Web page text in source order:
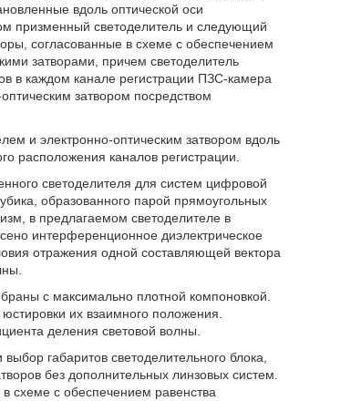
вдоль оптической оси
призменный светоделитель и следующий
согласованные в схеме с обеспечением
затворами, причем светоделитель
в каждом канале регистрации ПЗС-камера
затвором посредством
и электронно-оптическим затвором вдоль
расположения каналов регистрации.
светоделителя для систем цифровой
образованного парой прямоугольных
в предлагаемом светоделителе в
интерференционное диэлектрическое
отражения одной составляющей вектора
с максимально плотной компоновкой.
их взаимного положения.
деления световой волны.
габаритов светоделительного блока,
без дополнительных линзовых систем.
схеме с обеспечением равенства